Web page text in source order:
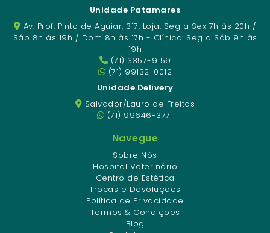
Unidade Patamares
Av. Prof. Pinto de Aguiar, 317. Loja: Seg a Sex 7h às 20h /
Sáb 8h às 19h / Dom 8h às 17h - Clínica: Seg a Sáb 9h às
19h
(71) 3357-9159
(71) 99132-0012
Unidade Delivery
Salvador/Lauro de Freitas
(71) 99646-3771
Navegue
Sobre Nós
Hospital Veterinário
Centro de Estética
Trocas e Devoluções
Política de Privacidade
Termos & Condições
Blog